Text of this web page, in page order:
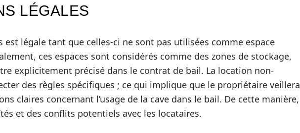
LÉGALES
est légale tant que celles-ci ne sont pas utilisées comme espace
ces espaces sont considérés comme des zones de stockage,
explicitement précisé dans le contrat de bail. La location non-
des règles spécifiques ; ce qui implique que le propriétaire veillera
claires concernant l’usage de la cave dans le bail. De cette manière,
et des conflits potentiels avec les locataires.